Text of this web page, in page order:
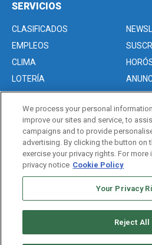
SERVICIOS
CLASIFICADOS
EMPLEOS
CLIMA
LOTERÍA
Acerca de nosotros
Advertise with Us/Anuncios
Politica de Privacidad
Editorial Guidelines
We process your personal
improve our sites and service, to
campaigns and to provide
advertising. By clicking the button on
exercise your privacy rights. For
privacy notice Cookie Policy
Your Privacy
Reject All